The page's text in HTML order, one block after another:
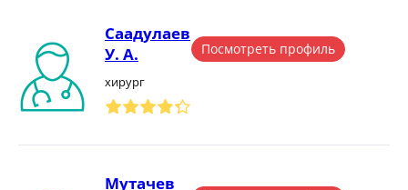
Саадулаев
У. А.
хирург
Посмотреть профиль
Мутачев